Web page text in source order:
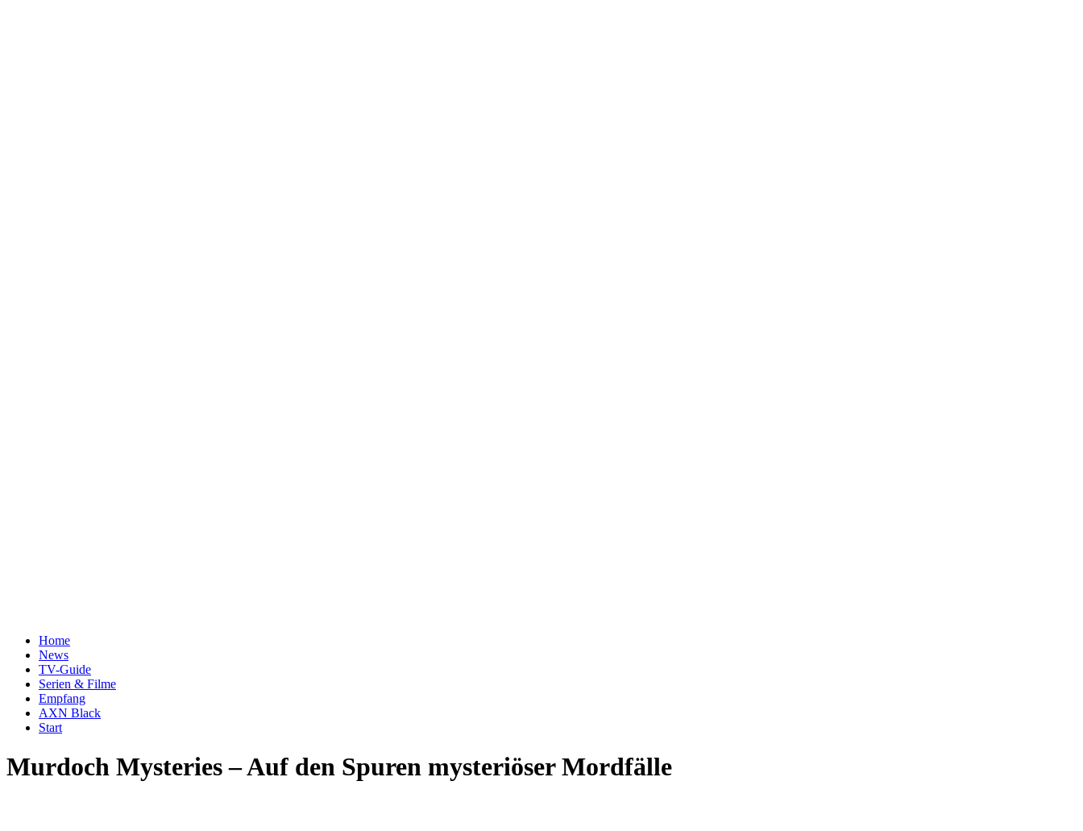
Home
News
TV-Guide
Serien & Filme
Empfang
AXN Black
Start
Murdoch Mysteries – Auf den Spuren mysteriöser Mordfälle